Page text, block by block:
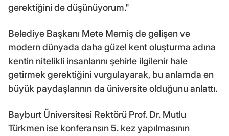
gerektiğini de düşünüyorum."
Belediye Başkanı Mete Memiş de gelişen ve
modern dünyada daha güzel kent oluşturma adına
kentin nitelikli insanlarını şehirle ilgilenir hale
getirmek gerektiğini vurgulayarak, bu anlamda en
büyük paydaşlarının da üniversite olduğunu anlattı.
Bayburt Üniversitesi Rektörü Prof. Dr. Mutlu
Türkmen ise konferansın 5. kez yapılmasının